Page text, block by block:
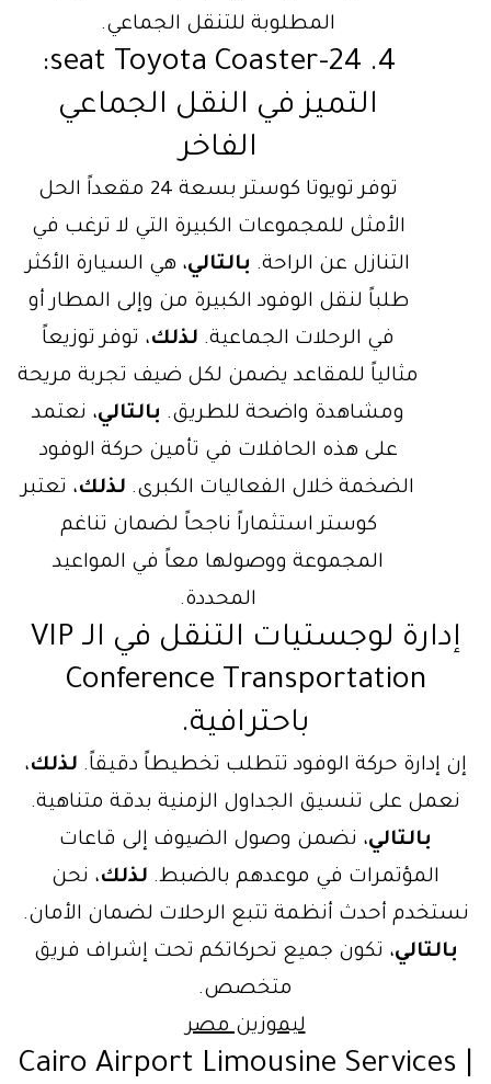
المطلوبة للتنقل الجماعي.
4. 24-seat Toyota Coaster:
التميز في النقل الجماعي
الفاخر
توفر تويوتا كوستر بسعة 24 مقعداً الحل
الأمثل للمجموعات الكبيرة التي لا ترغب في
التنازل عن الراحة.بالتالي، هي السيارة الأكثر
طلباً لنقل الوفود الكبيرة من وإلى المطار أو
في الرحلات الجماعية.لذلك، توفر توزيعاً
مثالياً للمقاعد يضمن لكل ضيف تجربة مريحة
ومشاهدة واضحة للطريق.بالتالي، نعتمد
على هذه الحافلات في تأمين حركة الوفود
الضخمة خلال الفعاليات الكبرى. لذلك، تعتبر
كوستر استثماراً ناجحاً لضمان تناغم
المجموعة ووصولها معاً في المواعيد
المحددة.
إدارة لوجستيات التنقل في الـ VIP
Conference Transportation
باحترافية.
إدارة حركة الوفود تتطلب تخطيطاً دقيقاً.لذلك،
نعمل على تنسيق الجداول الزمنية بدقة متناهية.
بالتالي، نضمن وصول الضيوف إلى قاعات
المؤتمرات في موعدهم بالضبط.لذلك، نحن
أحدث أنظمة تتبع الرحلات لضمان الأمان.
بالتالي، تكون جميع تحركاتكم تحت إشراف فريق
متخصص.
ليموزين مصر
Cairo Airport Limousine